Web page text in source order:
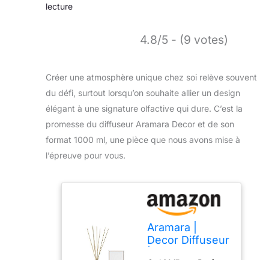
lecture
4.8/5 - (9 votes)
Créer une atmosphère unique chez soi relève souvent
du défi, surtout lorsqu’on souhaite allier un design
élégant à une signature olfactive qui dure. C’est la
promesse du diffuseur Aramara Decor et de son
format 1000 ml, une pièce que nous avons mise à
l’épreuve pour vous.
Aramara |
Decor Diffuseur